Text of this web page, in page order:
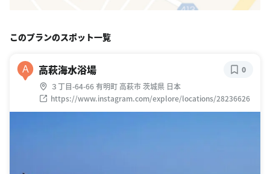
このプランのスポット一覧
A 高萩海水浴場
３丁目-64-66 有明町 高萩市 茨城県 日本
https://www.instagram.com/explore/locations/28236626
0